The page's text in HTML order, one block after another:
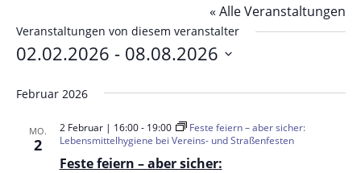
« Alle Veranstaltungen
Veranstaltungen von diesem veranstalter
02.02.2026 - 08.08.2026
wählen.
Februar 2026
MO.
2
Feste feiern – aber sicher:
2 Februar | 16:00- 19:00
Feste feiern – aber sicher:
Lebensmittelhygiene bei Vereins- und Straßenfesten